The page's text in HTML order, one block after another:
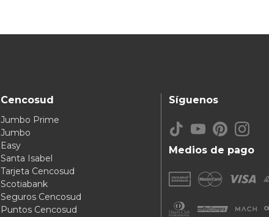
Cencosud
Jumbo Prime
Jumbo
Easy
Santa Isabel
Tarjeta Cencosud
Scotiabank
Seguros Cencosud
Puntos Cencosud
Medios de pago
Síguenos